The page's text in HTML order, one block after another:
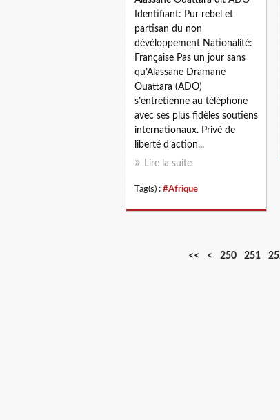
Identifiant: Pur rebel et
partisan du non
dévéloppement Nationalité:
Française Pas un jour sans
qu’Alassane Dramane
Ouattara (ADO)
s’entretienne au téléphone
avec ses plus fidèles soutiens
internationaux. Privé de
liberté d’action...
Lire la suite
Tag(s) : #Afrique
<< <
2
2
2
2
2
250 251